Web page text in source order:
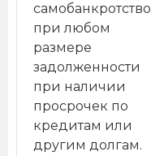
самобанкротство
при любом
размере
задолженности
при наличии
просрочек по
кредитам или
другим долгам.